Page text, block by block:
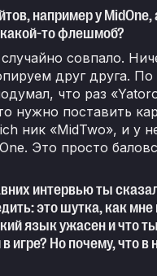
например у MidOne,
то флешмоб?
совпало.
друг друга. По
что раз
нужно поставить
ник «MidTwo», и у
Это просто
интервью ты
это шутка, как
язык ужасен и что
игре? Но почему, что в